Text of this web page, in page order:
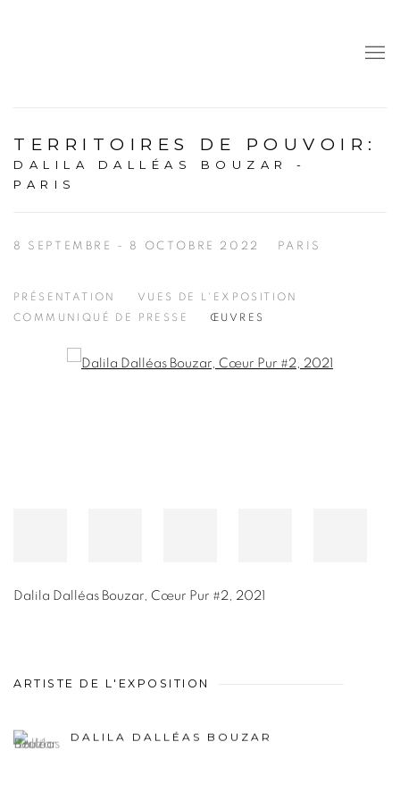
TERRITOIRES DE POUVOIR :
DALILA DALLÉAS BOUZAR -
PARIS
8 SEPTEMBRE - 8 OCTOBRE 2022 PARIS
PRÉSENTATION
VUES DE L'EXPOSITION
COMMUNIQUÉ DE PRESSE
ŒUVRES
Open a larger version of the following image in a popup:
Dalila Dalléas Bouzar Cœur Pur #2 2021
ARTISTE DE L'EXPOSITION
DALILA DALLÉAS BOUZAR